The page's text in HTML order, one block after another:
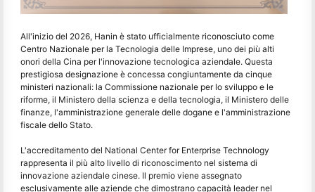
All'inizio del 2026, Hanin è stato ufficialmente riconosciuto come
Centro Nazionale per la Tecnologia delle Imprese, uno dei più alti
onori della Cina per l'innovazione tecnologica aziendale. Questa
prestigiosa designazione è concessa congiuntamente da cinque
ministeri nazionali: la Commissione nazionale per lo sviluppo e le
riforme, il Ministero della scienza e della tecnologia, il Ministero delle
finanze, l'amministrazione generale delle dogane e l'amministrazione
fiscale dello Stato.
L'accreditamento del National Center for Enterprise Technology
rappresenta il più alto livello di riconoscimento nel sistema di
innovazione aziendale cinese. Il premio viene assegnato
esclusivamente alle aziende che dimostrano capacità leader nel